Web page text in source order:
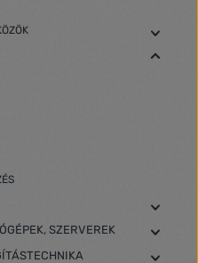
SZERVEREK